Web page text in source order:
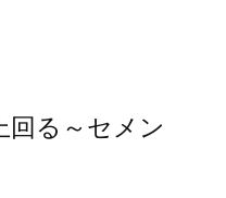
回る～セメン